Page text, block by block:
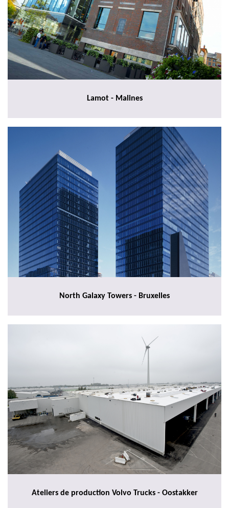
Lamot - Malines
North Galaxy Towers - Bruxelles
Ateliers de production Volvo Trucks - Oostakker